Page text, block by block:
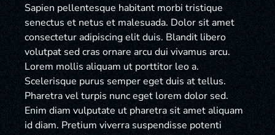
Sapien pellentesque habitant morbi tristique
senectus et netus et malesuada. Dolor sit amet
consectetur adipiscing elit duis. Blandit libero
volutpat sed cras ornare arcu dui vivamus arcu.
Lorem mollis aliquam ut porttitor leo a.
Scelerisque purus semper eget duis at tellus.
Pharetra vel turpis nunc eget lorem dolor sed.
Enim diam vulputate ut pharetra sit amet aliquam
id diam. Pretium viverra suspendisse potenti